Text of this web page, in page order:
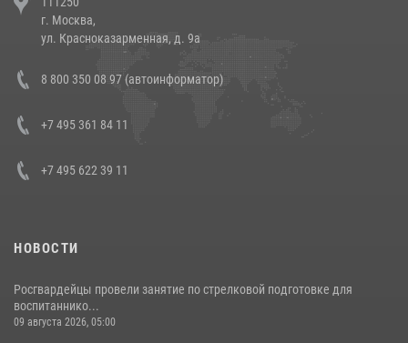
напавших на бригаду скорой помощи (видео)
14 июля 2026, 12:20
Состоялась рабочая встреча директора Росгвардии Героя России
генерала армии Виктора Золотова с заместителем полномочного
представителя Президента Российской Федерации в Северо-
Кавказском федеральном округе Виталием Кузнецовым
г. Москва,
ул. Красноказарменная, д. 9а
8 800 350 08 97 (автоинформатор)
+7 495 361 84 11
+7 495 622 39 11
НОВОСТИ
Росгвардейцы провели занятие по стрелковой подготовке для
воспитаннико...
09 августа 2026, 05:00